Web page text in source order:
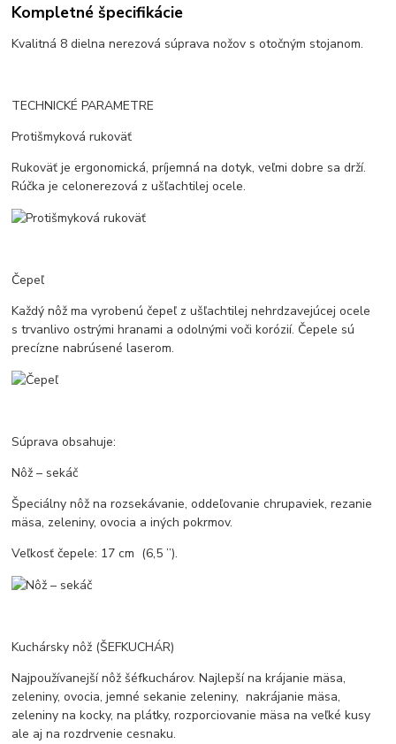
Kompletné špecifikácie
Kvalitná 8 dielna nerezová súprava nožov s otočným stojanom.
TECHNICKÉ PARAMETRE
Protišmyková rukoväť
Rukoväť je ergonomická, príjemná na dotyk, veľmi dobre sa drží.
Rúčka je celonerezová z ušľachtilej ocele.
Čepeľ
Každý nôž ma vyrobenú čepeľ z ušľachtilej nehrdzavejúcej ocele
s trvanlivo ostrými hranami a odolnými voči korózií. Čepele sú
precízne nabrúsené laserom.
Súprava obsahuje:
Nôž – sekáč
Špeciálny nôž na rozsekávanie, oddeľovanie chrupaviek, rezanie
mäsa, zeleniny, ovocia a iných pokrmov.
Veľkosť čepele: 17 cm (6,5 ’’).
Kuchársky nôž (ŠEFKUCHÁR)
Najpoužívanejší nôž šéfkuchárov. Najlepší na krájanie mäsa,
zeleniny, ovocia, jemné sekanie zeleniny, nakrájanie mäsa,
zeleniny na kocky, na plátky, rozporciovanie mäsa na veľké kusy
ale aj na rozdrvenie cesnaku.